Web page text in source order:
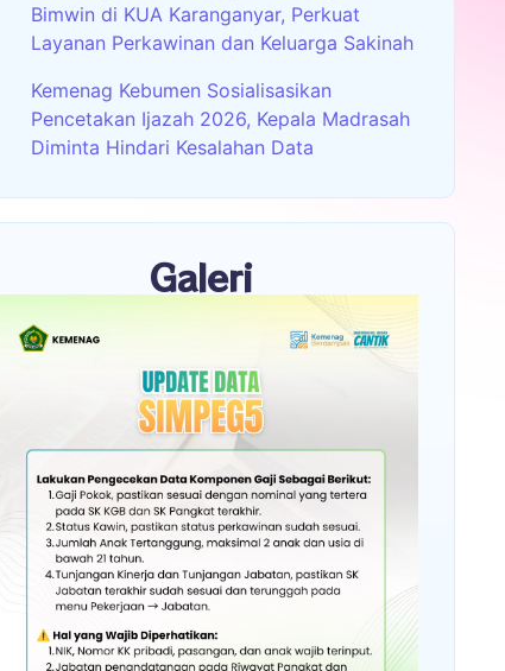
Bimwin di KUA Karanganyar, Perkuat
Layanan Perkawinan dan Keluarga Sakinah
Kemenag Kebumen Sosialisasikan
Pencetakan Ijazah 2026, Kepala Madrasah
Diminta Hindari Kesalahan Data
Galeri